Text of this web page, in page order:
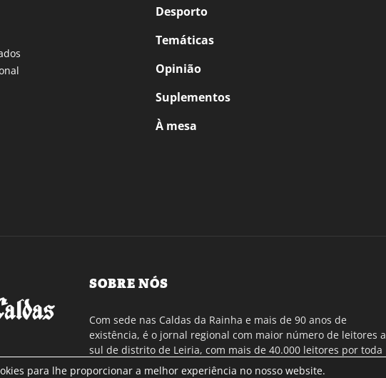
Desporto
Temáticas
Opinião
Suplementos
À mesa
SOBRE NÓS
Com sede nas Caldas da Rainha e mais de 90 anos de
existência, é o jornal regional com maior número de leitores a
sul de distrito de Leiria, com mais de 40.000 leitores por toda
a região Oeste. Jornal com distribuição em Portugal
para lhe proporcionar a melhor experiência no nosso website.